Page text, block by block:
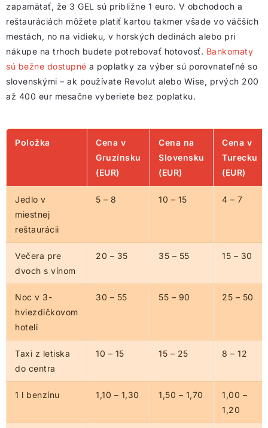
zapamätať, že 3 GEL sú približne 1 euro. V obchodoch a
reštauráciách môžete platiť kartou takmer všade vo väčších
mestách, no na vidieku, v horských dedinách alebo pri
nákupe na trhoch budete potrebovať hotovosť. Bankomaty
sú bežne dostupné a poplatky za výber sú porovnateľné so
slovenskými – ak používate Revolut alebo Wise, prvých 200
až 400 eur mesačne vyberiete bez poplatku.
Položka
Cena v
Gruzínsku
(EUR)
Cena na
Slovensku
(EUR)
Cena v
Turecku
(EUR)
Jedlo v
miestnej
reštaurácii
5 – 8 10 – 15 4 – 7
Večera pre
dvoch s vínom
20 – 35 35 – 55 15 – 30
Noc v 3-
hviezdičkovom
hoteli
30 – 55 55 – 90 25 – 50
Taxi z letiska
do centra
10 – 15 15 – 25 8 – 12
1 l benzínu 1,10 – 1,30 1,50 – 1,70
1,00 –
1,20